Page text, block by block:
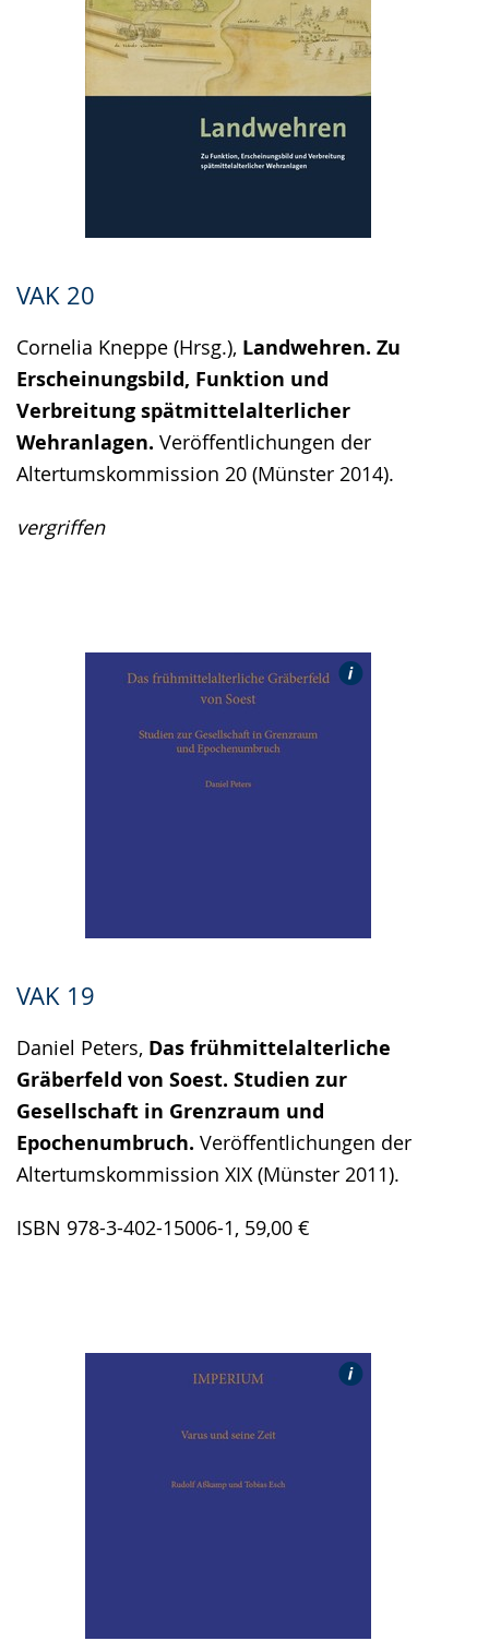
VAK 20
Cornelia Kneppe (Hrsg.), Landwehren. Zu
Erscheinungsbild, Funktion und
Verbreitung spätmittelalterlicher
Wehranlagen. Veröffentlichungen der
Altertumskommission 20 (Münster 2014).
vergriffen
VAK 19
Daniel Peters, Das frühmittelalterliche
Gräberfeld von Soest. Studien zur
Gesellschaft in Grenzraum und
Epochenumbruch. Veröffentlichungen der
Altertumskommission XIX (Münster 2011).
ISBN 978-3-402-15006-1, 59,00 €